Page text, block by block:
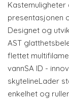
presentasjonen
Designet og
AST
flettet
vannSA ID -
skytelineLader
enkelhet og